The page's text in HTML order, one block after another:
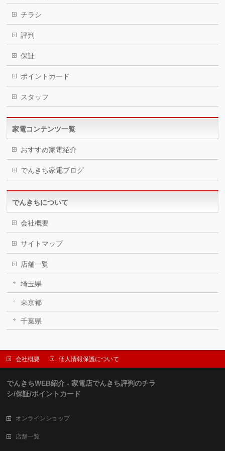
チラシ
評判
保証
ポイントカード
スタッフ
家電コンテンツ一覧
おすすめ家電紹介
でんきち家電ブログ
でんきちについて
会社概要
サイトマップ
店舗一覧
埼玉県
東京都
千葉県
会社概要 個人情報保護について
でんきちWEB紹介 - 家電店でんきち評判のチラ
シ/保証/ポイントカード
オンラインショップ
店舗一覧